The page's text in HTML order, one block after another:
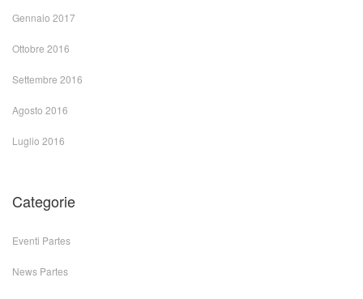
Gennaio 2017
Ottobre 2016
Settembre 2016
Agosto 2016
Luglio 2016
Categorie
Eventi Partes
News Partes